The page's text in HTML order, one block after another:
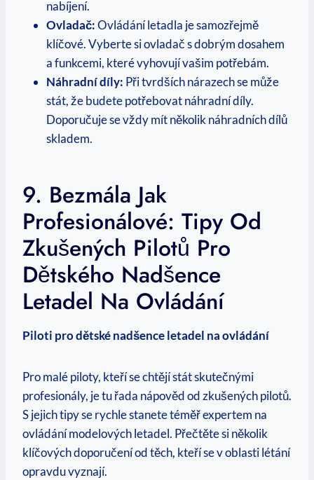
nabíjení.
Ovladač:Ovládání letadla je samozřejmě
klíčové. Vyberte si ovladač s dobrým dosahem
a funkcemi, které vyhovují vašim potřebám.
Náhradní díly: Při tvrdších nárazech se může
stát, že budete potřebovat náhradní díly.
Doporučuje se vždy mít několik náhradních dílů
skladem.
9. Bezmála Jak
Profesionálové: Tipy Od
Zkušených Pilotů Pro
Dětského Nadšence
Letadel Na Ovládání
Piloti pro dětské nadšence letadel na ovládání
Pro malé piloty, kteří se chtějí stát skutečnými
profesionály, je tu řada nápověd od zkušených pilotů.
S jejich tipy se rychle stanete téměř expertem na
ovládání modelových letadel. Přečtěte si několik
klíčových doporučení od těch, kteří se v oblasti létání
opravdu vyznají.